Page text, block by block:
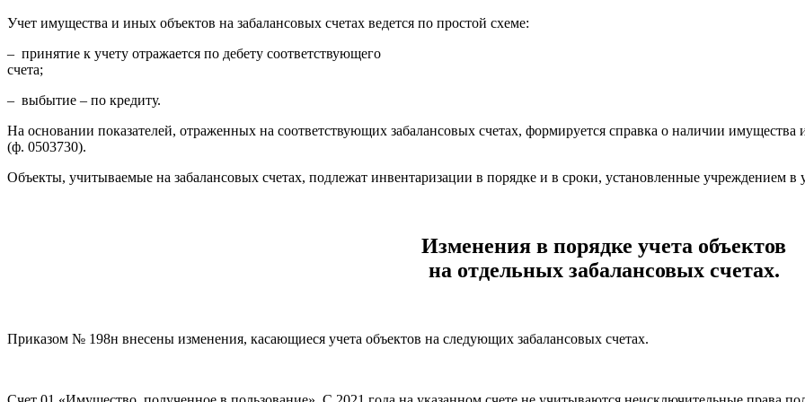
Учет имущества и иных объектов на забалансовых счетах ведется по простой схеме:
– принятие к учету отражается по дебету соответствующего
счета;
– выбытие – по кредиту.
На основании показателей, отраженных на соответствующих забалансовых счетах, формируется справка о наличии имущества
(ф. 0503730).
Объекты, учитываемые на забалансовых счетах, подлежат инвентаризации в порядке и в сроки, установленные учреждением в
Изменения в порядке учета объектов
на отдельных забалансовых счетах.
Приказом № 198н внесены изменения, касающиеся учета объектов на следующих забалансовых счетах.